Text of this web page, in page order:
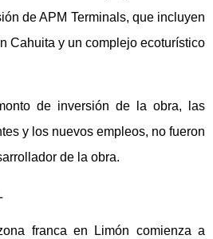
de APM Terminals, que incluyen
Cahuita y un complejo ecoturístico
de inversión de la obra, las
y los nuevos empleos, no fueron
de la obra.
franca en Limón comienza a